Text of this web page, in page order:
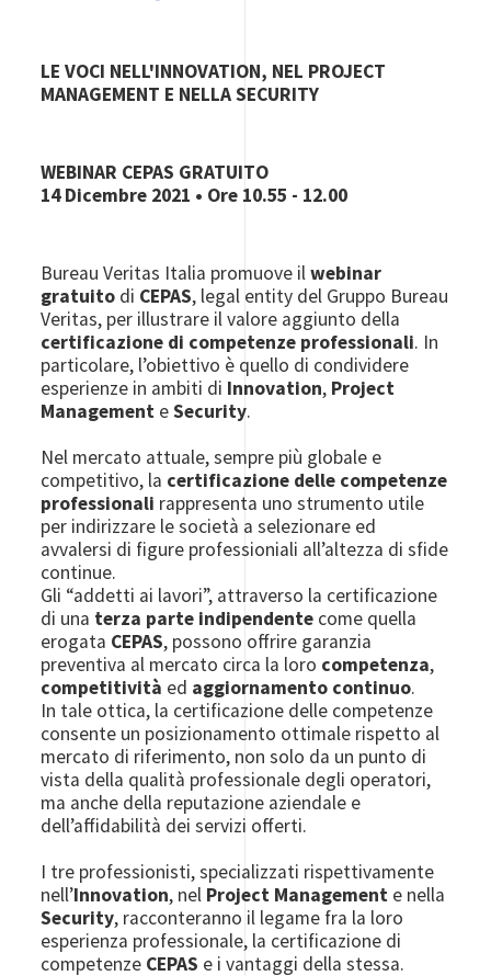
LE VOCI NELL'INNOVATION, NEL PROJECT
MANAGEMENT E NELLA SECURITY
WEBINAR CEPAS GRATUITO
14 Dicembre 2021 • Ore 10.55 - 12.00
Bureau Veritas Italia promuove ilwebinar
gratuito di CEPAS, legal entity del Gruppo Bureau
Veritas, per illustrare il valore aggiunto della
certificazione di competenze professionali. In
particolare, l’obiettivo è quello di condividere
esperienze in ambiti di Innovation, Project
Management eSecurity.
Nel mercato attuale, sempre più globale e
competitivo, la certificazione delle competenze
professionali rappresenta uno strumento utile
per indirizzare le società a selezionare ed
avvalersi di figure professioniali all’altezza di sfide
continue.
Gli “addetti ai lavori”, attraverso la certificazione
di una terza parte indipendente come quella
erogata CEPAS, possono offrire garanzia
preventiva al mercato circa la loro competenza,
competitività ed aggiornamento continuo.
In tale ottica, la certificazione delle competenze
consente un posizionamento ottimale rispetto al
mercato di riferimento, non solo da un punto di
vista della qualità professionale degli operatori,
ma anche della reputazione aziendale e
dell’affidabilità dei servizi offerti.
I tre professionisti, specializzati rispettivamente
nell’Innovation, nel Project Management e nella
Security, racconteranno il legame fra la loro
esperienza professionale, la certificazione di
competenze CEPAS e i vantaggi della stessa.